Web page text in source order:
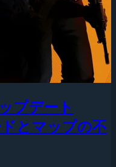
プデート
ドとマップの不